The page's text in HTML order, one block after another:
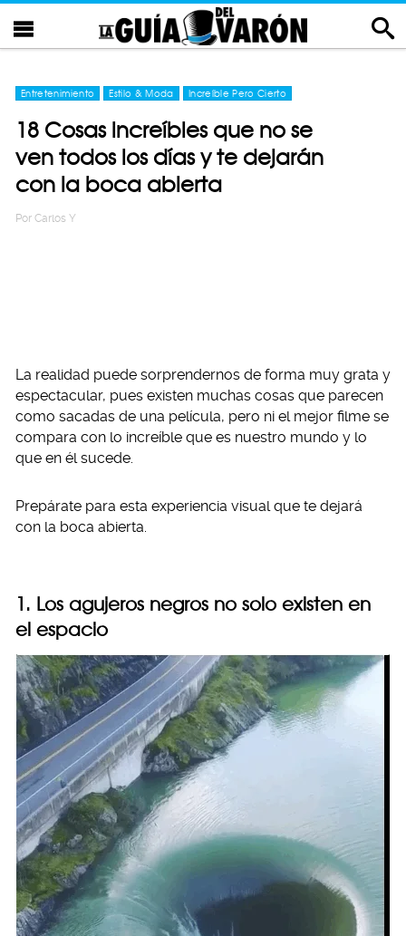
Entretenimiento Estilo & Moda Increíble Pero Cierto
18 Cosas increíbles que no se
ven todos los días y te dejarán
con la boca abierta
Por Carlos Y
La realidad puede sorprendernos de forma muy grata y
espectacular, pues existen muchas cosas que parecen
como sacadas de una película, pero ni el mejor filme se
compara con lo increíble que es nuestro mundo y lo
que en él sucede.
Prepárate para esta experiencia visual que te dejará
con la boca abierta.
1. Los agujeros negros no solo existen en
el espacio